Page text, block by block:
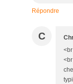
Répondre
C